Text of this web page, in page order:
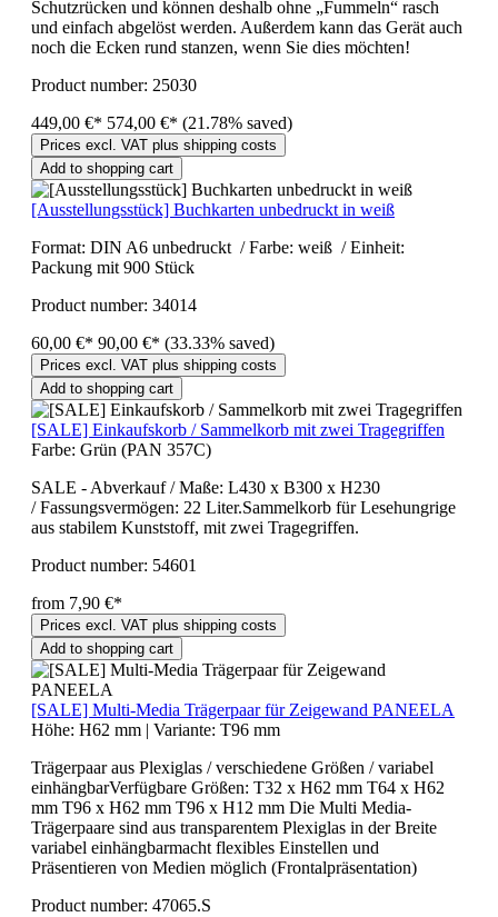
Schutzrücken und können deshalb ohne „Fummeln“ rasch
und einfach abgelöst werden. Außerdem kann das Gerät auch
noch die Ecken rund stanzen, wenn Sie dies möchten!
Product number: 25030
449,00 €* 574,00 €* (21.78% saved)
Prices excl. VAT plus shipping costs
Add to shopping cart
[Ausstellungsstück] Buchkarten unbedruckt in weiß
Format: DIN A6 unbedruckt / Farbe: weiß / Einheit:
Packung mit 900 Stück
Product number: 34014
60,00 €* 90,00 €* (33.33% saved)
Prices excl. VAT plus shipping costs
Add to shopping cart
[SALE] Einkaufskorb / Sammelkorb mit zwei Tragegriffen
Farbe: Grün (PAN 357C)
SALE - Abverkauf / Maße: L430 x B300 x H230
/ Fassungsvermögen: 22 Liter.Sammelkorb für Lesehungrige
aus stabilem Kunststoff, mit zwei Tragegriffen.
Product number: 54601
from 7,90 €*
Prices excl. VAT plus shipping costs
Add to shopping cart
[SALE] Multi-Media Trägerpaar für Zeigewand PANEELA
Höhe: H62 mm | Variante: T96 mm
Trägerpaar aus Plexiglas / verschiedene Größen / variabel
einhängbarVerfügbare Größen: T32 x H62 mm T64 x H62
mm T96 x H62 mm T96 x H12 mm Die Multi Media-
Trägerpaare sind aus transparentem Plexiglas in der Breite
variabel einhängbarmacht flexibles Einstellen und
Präsentieren von Medien möglich (Frontalpräsentation)
Product number: 47065.S